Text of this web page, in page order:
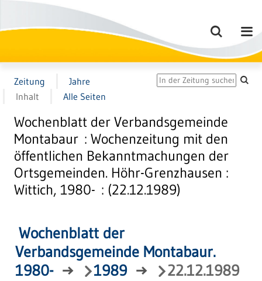
Zeitung
Jahre
Inhalt
Alle Seiten
Wochenblatt der Verbandsgemeinde
Montabaur : Wochenzeitung mit den
öffentlichen Bekanntmachungen der
Ortsgemeinden. Höhr-Grenzhausen :
Wittich, 1980- : (22.12.1989)
Wochenblatt der
Verbandsgemeinde Montabaur.
1980- → 1989 → 22.12.1989